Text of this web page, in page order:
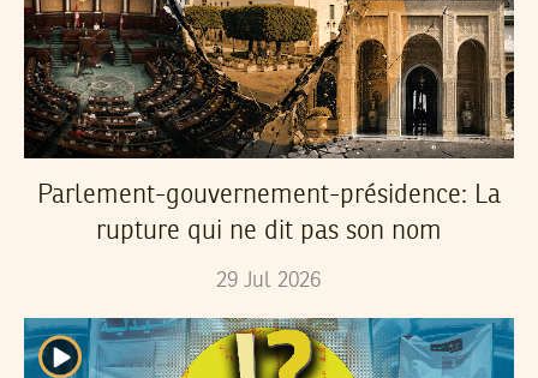
Parlement-gouvernement-présidence: La
rupture qui ne dit pas son nom
29 Jul 2026